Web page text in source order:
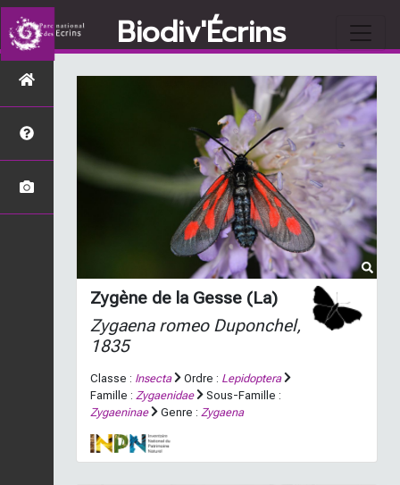
Biodiv'Écrins
Zygène de la Gesse (La)
Zygaena romeoDuponchel,
1835
Classe : Insecta Ordre : Lepidoptera
Famille : Zygaenidae
Sous-Famille :
Zygaeninae
Genre : Zygaena